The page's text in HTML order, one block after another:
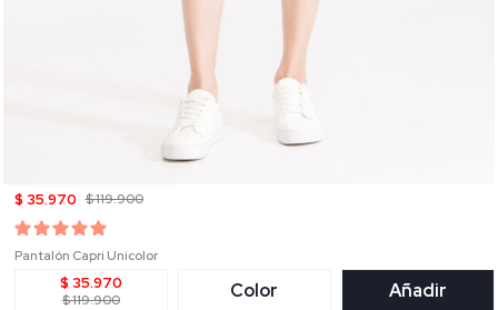
$ 35.970 $ 119.900
Pantalón Capri Unicolor
$ 35.970
$ 119.900 Color Añadir